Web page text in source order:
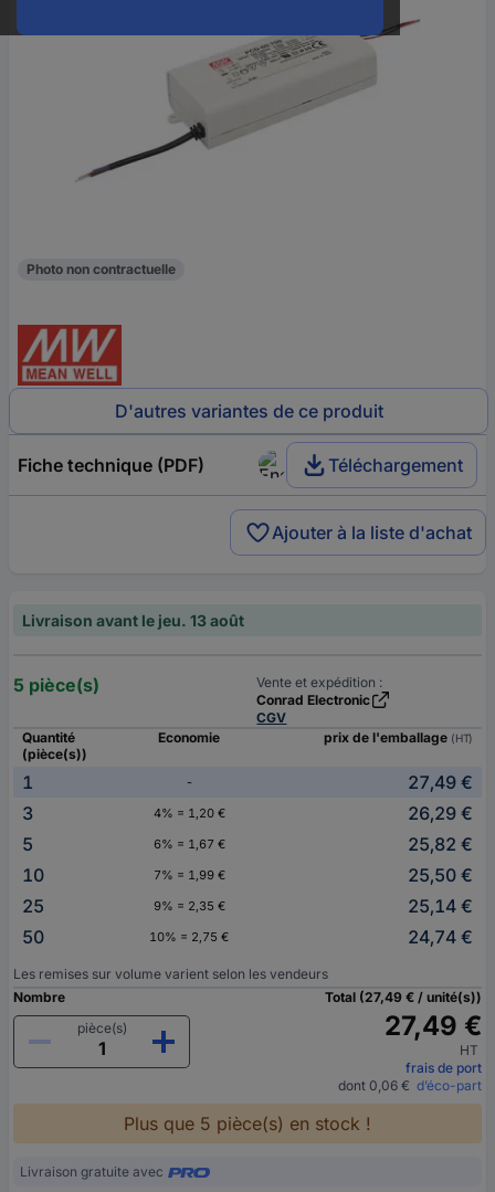
Photo non contractuelle
D'autres variantes de ce produit
Fiche technique (PDF) Téléchargement
Ajouter à la liste d'achat
Livraison avant le jeu. 13 août
5 pièce(s)
Vente et expédition :
Conrad Electronic
CGV
Quantité
(pièce(s))
Economie prix de l'emballage (HT)
1 -
27,49 €
3
4% = 1,20 €
26,29 €
5
6% = 1,67 €
25,82 €
10
7% = 1,99 €
25,50 €
25
9% = 2,35 €
25,14 €
50
10% = 2,75 € 24,74 €
Les remises sur volume varient selon les vendeurs
Nombre
pièce(s)
Total (27,49 € / unité(s))
27,49 €
HT
frais de port
dont 0,06 € d’éco-part
Plus que 5 pièce(s) en stock !
Livraison gratuite avec